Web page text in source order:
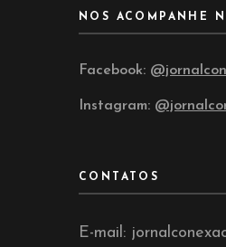
NOS ACOMPANHE
Facebook:
Instagram:
CONTATOS
E-mail: